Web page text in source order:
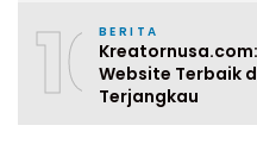
10BERITA
Website Terbaik
Terjangkau